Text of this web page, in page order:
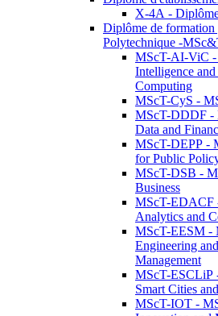
X-4A -
Diplôme de formation
Polytechnique -
MScT-AI-ViC
Intelligence
Computing
MScT-CyS -
MScT-DDDF -
Data and
MScT-DEPP -
for Public
MScT-DSB -
Business
MScT-EDACF
Analytics and
MScT-EESM -
Engineering
Management
MScT-ESCLiP
Smart Cities
MScT-IOT -